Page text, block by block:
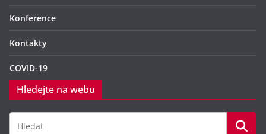
Konference
Kontakty
COVID-19
Hledejte na webu